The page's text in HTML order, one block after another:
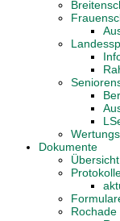
Dokumente
Übersicht
Rochade